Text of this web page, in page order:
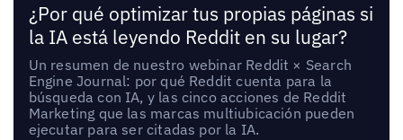
¿Por qué optimizar tus propias páginas si
la IA está leyendo Reddit en su lugar?
Un resumen de nuestro webinar Reddit × Search
Engine Journal: por qué Reddit cuenta para la
búsqueda con IA, y las cinco acciones de Reddit
Marketing que las marcas multiubicación pueden
ejecutar para ser citadas por la IA.